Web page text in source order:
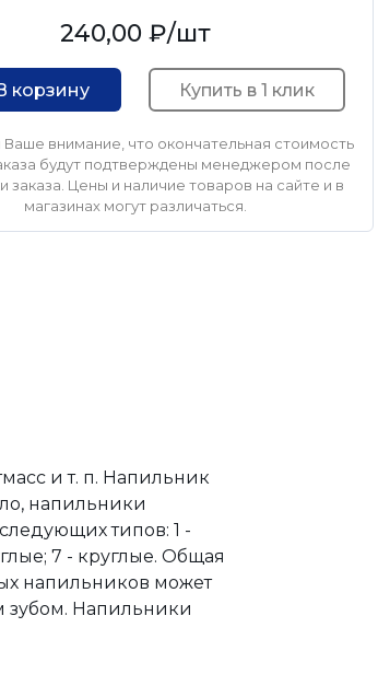
240,00 ₽/шт
корзину Купить в 1 клик
внимание, что окончательная стоимость
будут подтверждены менеджером после
заказа. Цены и наличие товаров на сайте и в
магазинах могут различаться.
и т. п. Напильник
напильники
типов: 1 -
7 - круглые. Общая
напильников может
зубом. Напильники